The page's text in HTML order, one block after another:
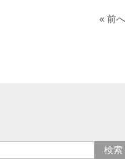
« 前へ